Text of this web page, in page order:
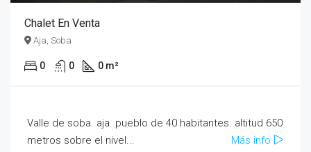
Chalet En Venta
Aja, Soba
0 0 0 m²
Valle de soba. aja. pueblo de 40 habitantes. altitud 650
metros sobre el nivel...
Más info